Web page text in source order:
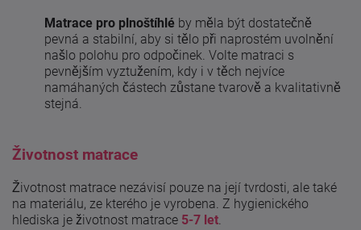
Matrace pro plnoštíhlé by měla být dostatečně
pevná a stabilní, aby si tělo při naprostém uvolnění
našlo polohu pro odpočinek. Volte matraci s
pevnějším vyztužením, kdy i v těch nejvíce
namáhaných částech zůstane tvarově a kvalitativně
stejná.
Životnost matrace
Životnost matrace nezávisí pouze na její tvrdosti, ale také
na materiálu, ze kterého je vyrobena. Z hygienického
hlediska je životnost matrace 5-7 let.